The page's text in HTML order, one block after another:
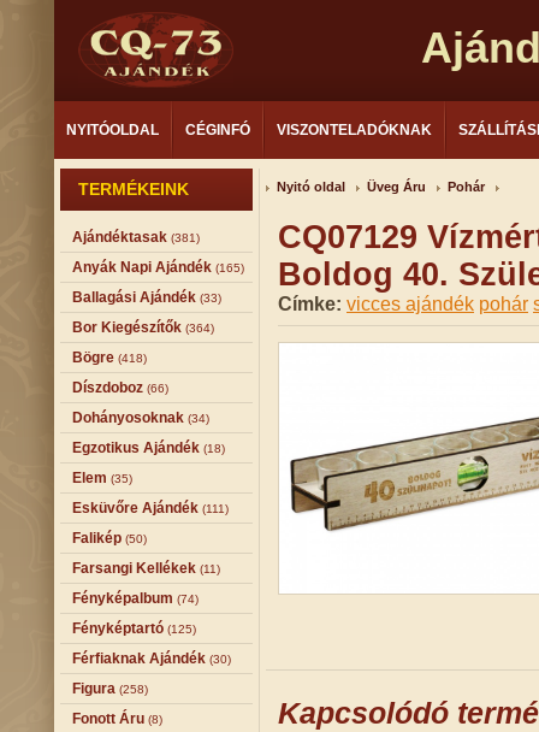
NYITÓOLDAL CÉGINFÓ VISZONTELADÓKNAK
TERMÉKEINK
Ajándéktasak (381)
Anyák Napi Ajándék (165)
Ballagási Ajándék (33)
Bor Kiegészítők (364)
Bögre (418)
Díszdoboz (66)
Dohányosoknak (34)
Egzotikus Ajándék (18)
Elem (35)
Esküvőre Ajándék (111)
Falikép (50)
Farsangi Kellékek (11)
Fényképalbum (74)
Fényképtartó (125)
Férfiaknak Ajándék (30)
Figura (258)
Fonott Áru (8)
Nyitó oldal Üveg Áru Pohár
CQ07129
Boldog 40.
Címke: vicces ajándék pohár
Kapcsolódó